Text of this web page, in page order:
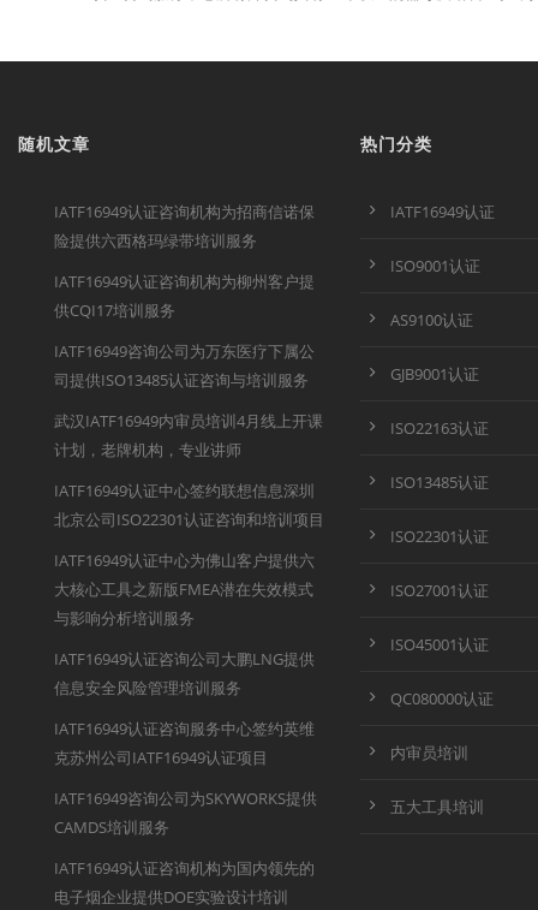
随机文章
IATF16949认证咨询机构为招商信诺保
险提供六西格玛绿带培训服务
IATF16949认证咨询机构为柳州客户提
供CQI17培训服务
IATF16949咨询公司为万东医疗下属公
司提供ISO13485认证咨询与培训服务
武汉IATF16949内审员培训4月线上开课
计划，老牌机构，专业讲师
IATF16949认证中心签约联想信息深圳
北京公司ISO22301认证咨询和培训项目
IATF16949认证中心为佛山客户提供六
大核心工具之新版FMEA潜在失效模式
与影响分析培训服务
IATF16949认证咨询公司大鹏LNG提供
信息安全风险管理培训服务
IATF16949认证咨询服务中心签约英维
克苏州公司IATF16949认证项目
IATF16949咨询公司为SKYWORKS提供
CAMDS培训服务
IATF16949认证咨询机构为国内领先的
电子烟企业提供DOE实验设计培训
热门分类
IATF16949认证
ISO9001认证
AS9100认证
GJB9001认证
ISO22163认证
ISO13485认证
ISO22301认证
ISO27001认证
ISO45001认证
QC080000认证
内审员培训
五大工具培训